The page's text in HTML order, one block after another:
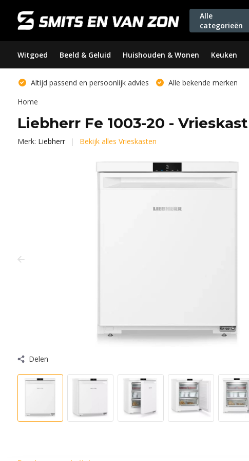
Alle
categorieën
Witgoed Beeld & Geluid Huishouden & Wonen Keuken
Altijd passend en persoonlijk advies
Alle bekende merken
Home
Liebherr Fe 1003-20 - Vrieskast
Merk: Liebherr Bekijk alles Vrieskasten
Delen